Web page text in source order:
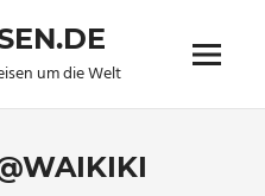
um die Welt Menü